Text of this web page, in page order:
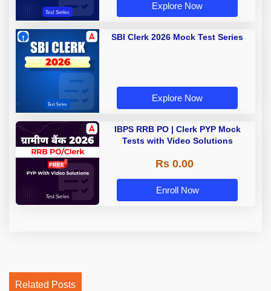
Explore Now
SBI Clerk 2026 Mock Test Series
Explore Now
IBPS RRB PO | Clerk PYP Mock
Tests with Video Solutions
Rs 0.00
Enroll Now
Related Posts